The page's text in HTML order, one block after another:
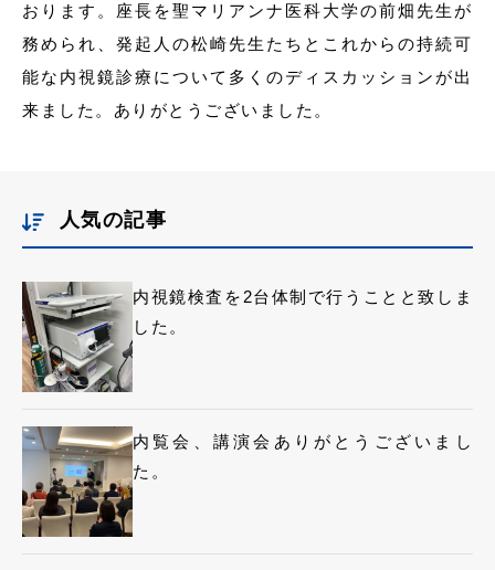
おります。座長を聖マリアンナ医科大学の前畑先生が
務められ、発起人の松崎先生たちとこれからの持続可
能な内視鏡診療について多くのディスカッションが出
来ました。ありがとうございました。
人気の記事
内視鏡検査を2台体制で行うことと致しま
した。
内覧会、講演会ありがとうございまし
た。